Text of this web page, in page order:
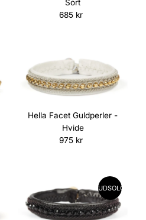
Sort
Normalpris
685 kr
Hella Facet Guldperler -
Hvide
Normalpris
975 kr
UDSOLGT